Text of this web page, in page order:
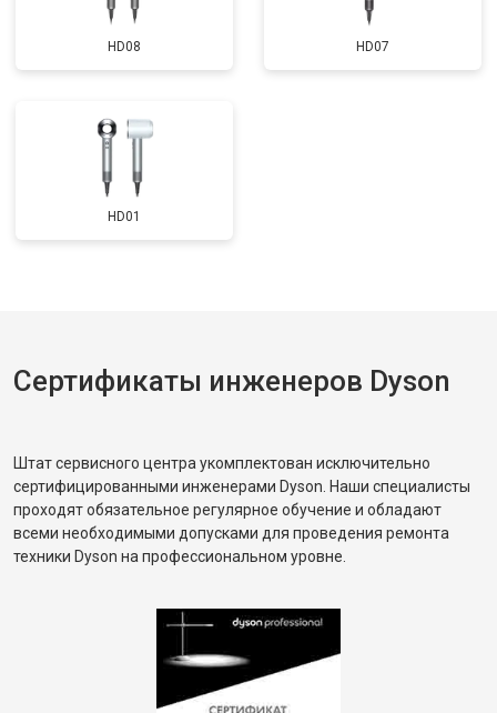
HD08 HD07
HD01
Сертификаты инженеров Dyson
Штат сервисного центра укомплектован исключительно
сертифицированными инженерами Dyson. Наши специалисты
проходят обязательное регулярное обучение и обладают
всеми необходимыми допусками для проведения ремонта
техники Dyson на профессиональном уровне.